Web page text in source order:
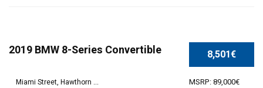
SPECIAL 8,501€
MSRP: 89,000€
2019 BMW 8-Series Convertible
Miami Street, Hawthorn ...